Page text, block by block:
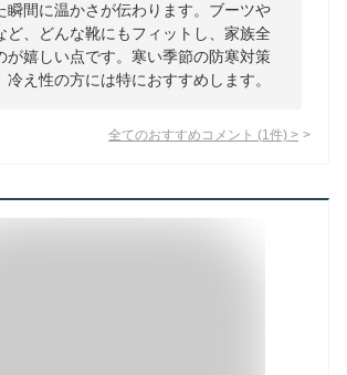
瞬間に温かさが伝わります。ブーツや
ど、どんな靴にもフィットし、家族全
が嬉しい点です。寒い季節の防寒対策
冷え性の方には特におすすめします。
全てのおすすめコメント (1 件) >